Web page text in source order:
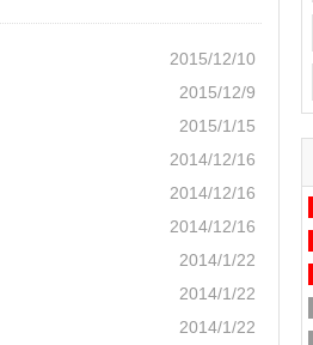
2015/12/10
2015/12/9
2015/1/15
2014/12/16
2014/12/16
2014/12/16
2014/1/22
2014/1/22
2014/1/22